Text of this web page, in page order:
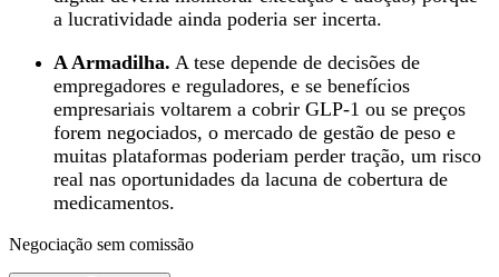
a lucratividade ainda poderia ser incerta.
A Armadilha. A tese depende de decisões de
empregadores e reguladores, e se benefícios
empresariais voltarem a cobrir GLP‑1 ou se preços
forem negociados, o mercado de gestão de peso e
muitas plataformas poderiam perder tração, um risco
real nas oportunidades da lacuna de cobertura de
medicamentos.
Negociação sem comissão